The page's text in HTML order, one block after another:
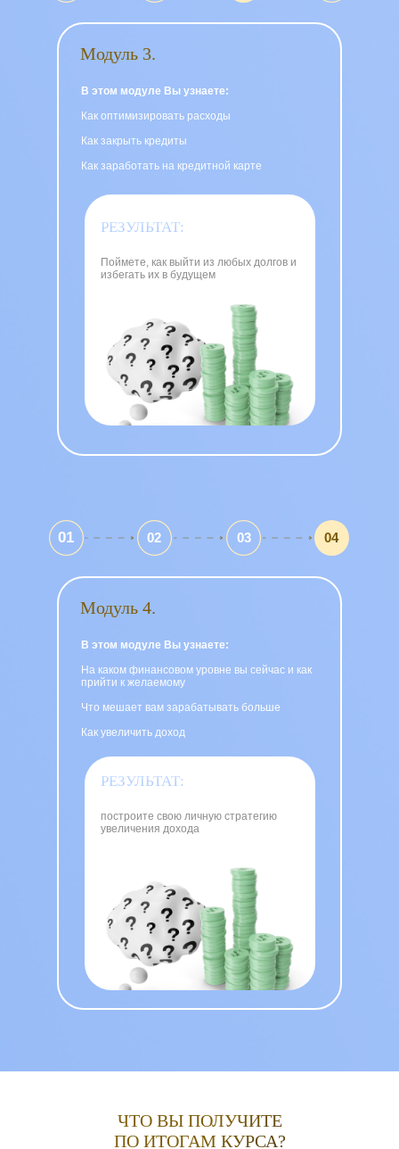
Модуль 3.
В этом модуле Вы узнаете:
Как оптимизировать расходы
Как закрыть кредиты
Как заработать на кредитной карте
Поймете, как выйти из любых долгов и
избегать их в будущем
РЕЗУЛЬТАТ:
Модуль 4.
01 04
02 03
В этом модуле Вы узнаете:
На каком финансовом уровне вы сейчас и как
прийти к желаемому
Что мешает вам зарабатывать больше
Как увеличить доход
построите свою личную стратегию
увеличения дохода
РЕЗУЛЬТАТ:
ЧТО ВЫ ПОЛУЧИТЕ
ПО ИТОГАМ КУРСА?